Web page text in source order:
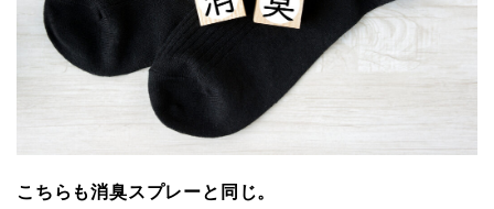
こちらも消臭スプレーと同じ。